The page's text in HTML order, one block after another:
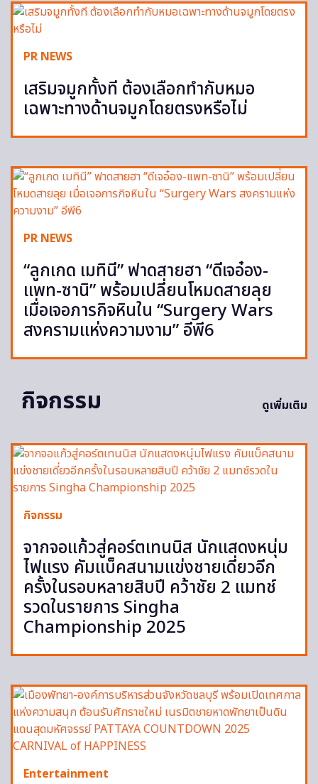
PR NEWS
เสริมจมูกทั้งที ต้องเลือกทำกับหมอ
เฉพาะทางด้านจมูกโดยตรงหรือไม่
PR NEWS
“ลูกเกด เมทินี” ฟาดสายฮา “ดีเจอ๋อง-
แพท-ซานิ” พร้อมเปลี่ยนโหมดสายลุย
เมื่อเจอภารกิจหินใน “Surgery Wars
สงครามแห่งความงาม” อีพี6
กิจกรรม ดูเพิ่มเติม
กิจกรรม
จากจอแก้วสู่คอร์ตเทนนิส นักแสดงหนุ่ม
ไฟแรง คัมแบ็คสนามแข่งชายเดี่ยวอีก
ครั้งในรอบหลายสิบปี คว้าชัย 2 แมทช์
รวดในรายการ Singha
Championship 2025
Entertainment